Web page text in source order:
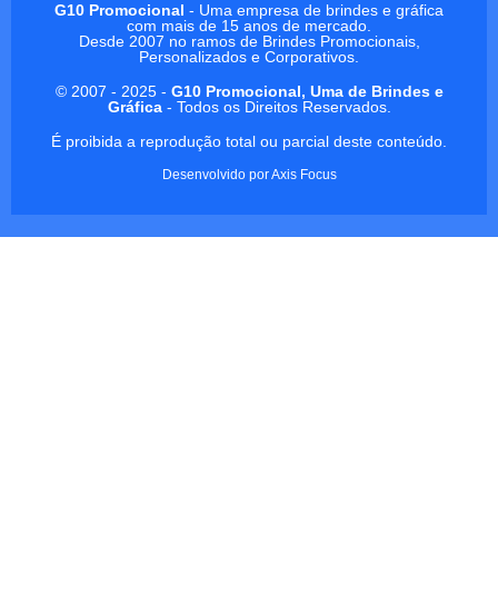
G10 Promocional - Uma empresa de brindes e gráfica
com mais de 15 anos de mercado.
Desde 2007 no ramos de Brindes Promocionais,
Personalizados e Corporativos.
© 2007 - 2025 - G10 Promocional, Uma de Brindes e
Gráfica - Todos os Direitos Reservados.
É proibida a reprodução total ou parcial deste conteúdo.
Desenvolvido porAxis Focus